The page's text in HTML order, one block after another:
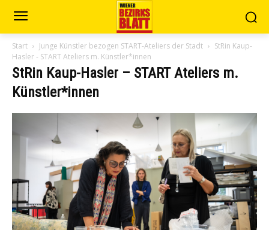
Start Junge Künstler bezogen START-Ateliers der Stadt
StRin Kaup-
Hasler - START Ateliers m. Künstler*innen
StRin Kaup-Hasler – START Ateliers m.
Künstler*innen